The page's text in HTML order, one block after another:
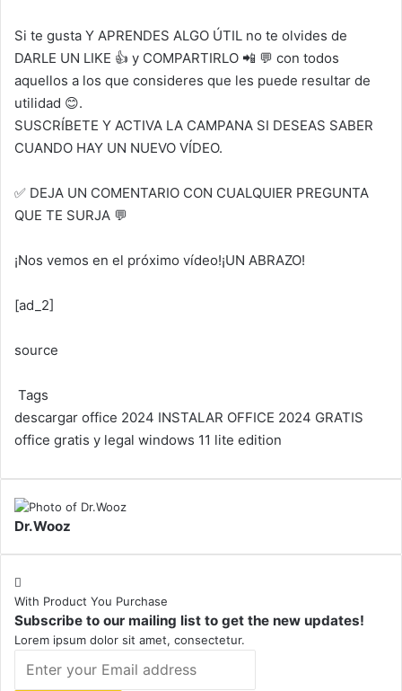
Si te gusta Y APRENDES ALGO ÚTIL no te olvides de
DARLE UN LIKE 👍 y COMPARTIRLO 📲 💬 con todos
aquellos a los que consideres que les puede resultar de
utilidad 😊.
SUSCRÍBETE Y ACTIVA LA CAMPANA SI DESEAS SABER
CUANDO HAY UN NUEVO VÍDEO.
✅ DEJA UN COMENTARIO CON CUALQUIER PREGUNTA
QUE TE SURJA 💬
¡Nos vemos en el próximo vídeo!¡UN ABRAZO!
[ad_2]
source
Tags
descargar office 2024 INSTALAR OFFICE 2024 GRATIS
office gratis y legal windows 11 lite edition
Dr.Wooz
With Product You Purchase
Subscribe to our mailing list to get the new updates!
Lorem ipsum dolor sit amet, consectetur.
your